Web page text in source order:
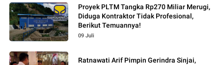
Proyek PLTM Tangka Rp270 Miliar Merugi,
Diduga Kontraktor Tidak Profesional,
Berikut Temuannya!
09 Juli
Ratnawati Arif Pimpin Gerindra Sinjai,